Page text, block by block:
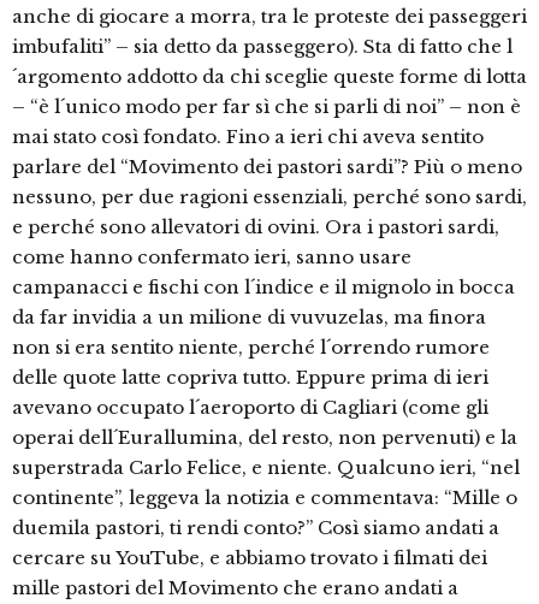
anche di giocare a morra, tra le proteste dei passeggeri
imbufaliti” – sia detto da passeggero). Sta di fatto che l
´argomento addotto da chi sceglie queste forme di lotta
– “è l´unico modo per far sì che si parli di noi” – non è
mai stato così fondato. Fino a ieri chi aveva sentito
parlare del “Movimento dei pastori sardi”? Più o meno
nessuno, per due ragioni essenziali, perché sono sardi,
e perché sono allevatori di ovini. Ora i pastori sardi,
come hanno confermato ieri, sanno usare
campanacci e fischi con l´indice e il mignolo in bocca
da far invidia a un milione di vuvuzelas, ma finora
non si era sentito niente, perché l´orrendo rumore
delle quote latte copriva tutto. Eppure prima di ieri
avevano occupato l´aeroporto di Cagliari (come gli
operai dell´Eurallumina, del resto, non pervenuti) e la
superstrada Carlo Felice, e niente. Qualcuno ieri, “nel
continente”, leggeva la notizia e commentava: “Mille o
duemila pastori, ti rendi conto?” Così siamo andati a
cercare su YouTube, e abbiamo trovato i filmati dei
mille pastori del Movimento che erano andati a